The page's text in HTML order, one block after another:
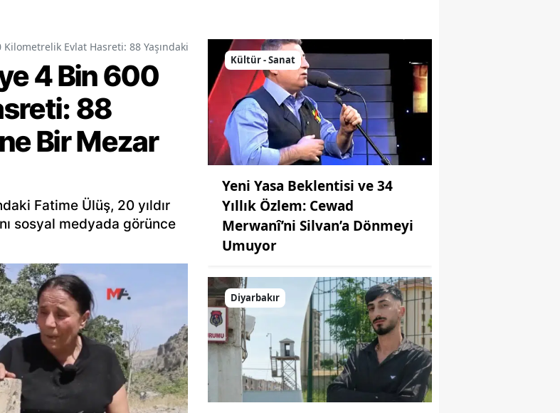
Evlat Hasreti: 88 Yaşındaki Fatime Anne Bir Mezar Taşının Peşinde
4 Bin 600
88
Bir Mezar
Fatime Ülüş, 20 yıldır
sosyal medyada görünce
Kültür - Sanat
Yeni Yasa Beklentisi ve 34
Yıllık Özlem: Cewad
Merwanî’ni Silvan’a Dönmeyi
Umuyor
Diyarbakır